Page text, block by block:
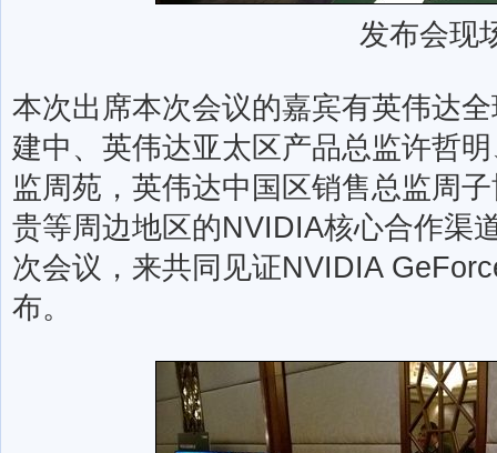
发布会现
本次出席本次会议的嘉宾有英伟达
建中、英伟达亚太区产品总监许哲
监周苑，英伟达中国区销售总监周
贵等周边地区的NVIDIA核心合作渠
次会议，来共同见证NVIDIA
布。